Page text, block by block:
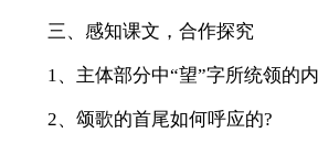
三、感知课文，合作探究
1、主体部分中“望”字所统领的
2、颂歌的首尾如何呼应的?